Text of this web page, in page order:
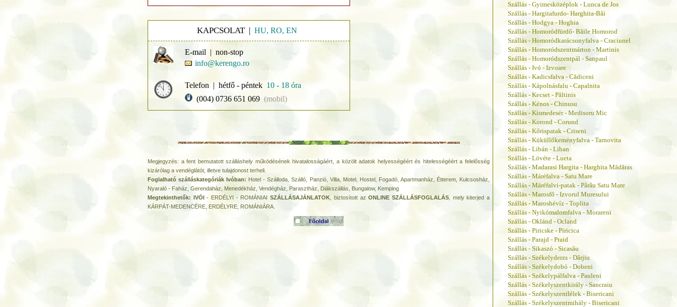
KAPCSOLAT | HU, RO, EN
E-mail | non-stop
info@kerengo.ro
Telefon | hétfő - péntek 10 - 18 óra
(004) 0736 651 069 (mobil)
Megjegyzés: a fent bemutatott szálláshely működésének hivatalosságáért, a közölt adatok helyességéért és hitelességéért a felelősség
kizárólag a vendéglátót, illetve tulajdonost terheli.
Foglalható szálláskategóriák Ivóban: Hotel - Szálloda, Szálló, Panzió, Villa, Motel, Hostel, Fogadó, Apartmanház, Étterem, Kulcsosház,
Nyaraló - Faház, Gerendaház, Menedékház, Vendégház, Parasztház, Diákszállás, Bungalow, Kemping
Megtekinthetők: IVÓI- ERDÉLYI - ROMÁNIAISZÁLLÁSAJÁNLATOK , biztosított azONLINE SZÁLLÁSFOGLALÁS, mely kiterjed a
KÁRPÁT-MEDENCÉRE, ERDÉLYRE, ROMÁNIÁRA.
Szállás - Gyimesközéplok - Lunca de Jos
Szállás - Hargitafurdo- Harghita-Băi
Szállás - Hodgya - Hoghia
Szállás - Homoródfürdő- Băile Homorod
Szállás - Homoródkarácsonyfalva - Craciunel
Szállás - Homoródszentmárton - Martinis
Szállás - Homoródszentpál - Sanpaul
Szállás - Ivó - Izvoare
Szállás - Kadicsfalva - Cădiceni
Szállás - Kápolnásfalu - Capalnita
Szállás - Kecset - Păltinis
Szállás - Kénos - Chinusu
Szállás - Kismedesér - Medisoru Mic
Szállás - Korond - Corund
Szállás - Kőrispatak - Criseni
Szállás - Küküllőkeményfalva - Tarnovita
Szállás - Libán - Liban
Szállás - Lövéte - Lueta
Szállás - Madarasi Hargita - Harghita Mădăras
Szállás - Máréfalva - Satu Mare
Szállás - Máréfalvi-patak - Pârâu Satu Mare
Szállás - Marosfő - Izvorul Muresului
Szállás - Maroshévíz - Toplita
Szállás - Nyikómalomfalva - Morareni
Szállás - Oklánd - Ocland
Szállás - Piricske - Piricica
Szállás - Parajd - Praid
Szállás - Sikaszó - Sicasău
Szállás - Székelyderzs - Dârjiu
Szállás - Székelydobó - Dobeni
Szállás - Székelypálfalva - Pauleni
Szállás - Székelyszentkirály - Sancraiu
Szállás - Székelyszentlélek - Bisericani
Szállás - Székelyszentmihály - Bisericani